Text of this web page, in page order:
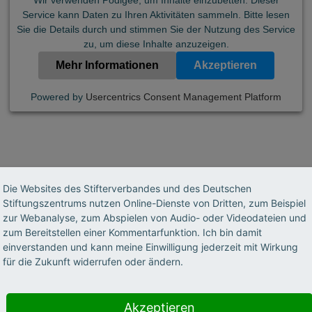
Service kann Daten zu Ihren Aktivitäten sammeln. Bitte lesen
Sie die Details durch und stimmen Sie der Nutzung des Service
zu, um diese Inhalte anzuzeigen.
Mehr Informationen Akzeptieren
Powered by Usercentrics Consent Management Platform
wir mit Bettina Jorzik über das „Diversity
„Vielfalt gestalten“ will Hochschulen
und Beschäftigten verbundenen
aufzeigen, wie im Einklang mit dem
Die Websites des Stifterverbandes und des Deutschen
Stiftungszentrums nutzen Online-Dienste von Dritten, zum Beispiel
zur Webanalyse, zum Abspielen von Audio- oder Videodateien und
zum Bereitstellen einer Kommentarfunktion. Ich bin damit
einverstanden und kann meine Einwilligung jederzeit mit Wirkung
für die Zukunft widerrufen oder ändern.
Akzeptieren